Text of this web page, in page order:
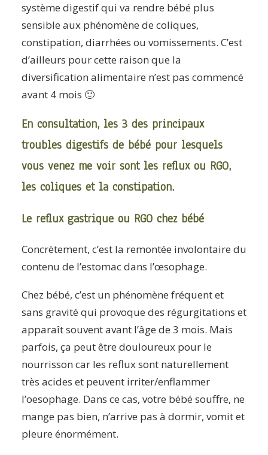
système digestif qui va rendre bébé plus
sensible aux phénomène de coliques,
constipation, diarrhées ou vomissements. C’est
d’ailleurs pour cette raison que la
diversification alimentaire n’est pas commencé
avant 4 mois 🙂
En consultation, les 3 des principaux
troubles digestifs de bébé pour lesquels
vous venez me voir sont les reflux ou RGO,
les coliques et la constipation.
Le reflux gastrique ou RGO chez bébé
Concrètement, c’est la remontée involontaire du
contenu de l’estomac dans l’œsophage.
Chez bébé, c’est un phénomène fréquent et
sans gravité qui provoque des régurgitations et
apparaît souvent avant l’âge de 3 mois. Mais
parfois, ça peut être douloureux pour le
nourrisson car les reflux sont naturellement
très acides et peuvent irriter/enflammer
l’oesophage. Dans ce cas, votre bébé souffre, ne
mange pas bien, n’arrive pas à dormir, vomit et
pleure énormément.